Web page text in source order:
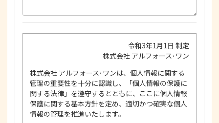
令和3年1月1日 制定
株式会社 アルフォース･ワン
株式会社 アルフォース･ワンは、個人情報に関する
管理の重要性を十分に認識し、「個人情報の保護に
関する法律」を遵守するとともに、ここに個人情報
保護に関する基本方針を定め、適切かつ確実な個人
情報の管理を推進いたします。